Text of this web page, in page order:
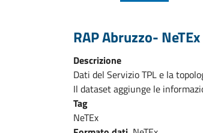
RAP Abruzzo-
Descrizione
Dati del Servizio TPL e la
Il dataset aggiunge le
Tag
NeTEx